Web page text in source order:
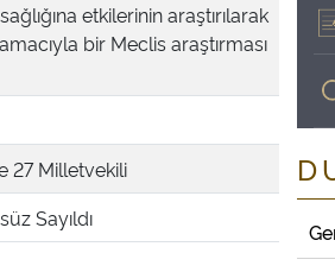
etkilerinin araştırılarak
bir Meclis araştırması
27 Milletvekili
Sayıldı